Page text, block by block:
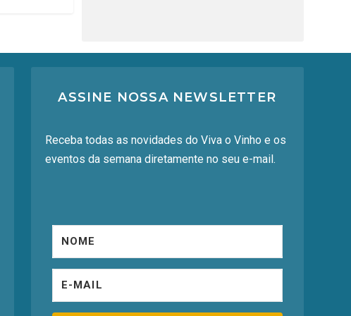
ASSINE NOSSA NEWSLETTER
Receba todas as novidades do Viva o Vinho e os
eventos da semana diretamente no seu e-mail.